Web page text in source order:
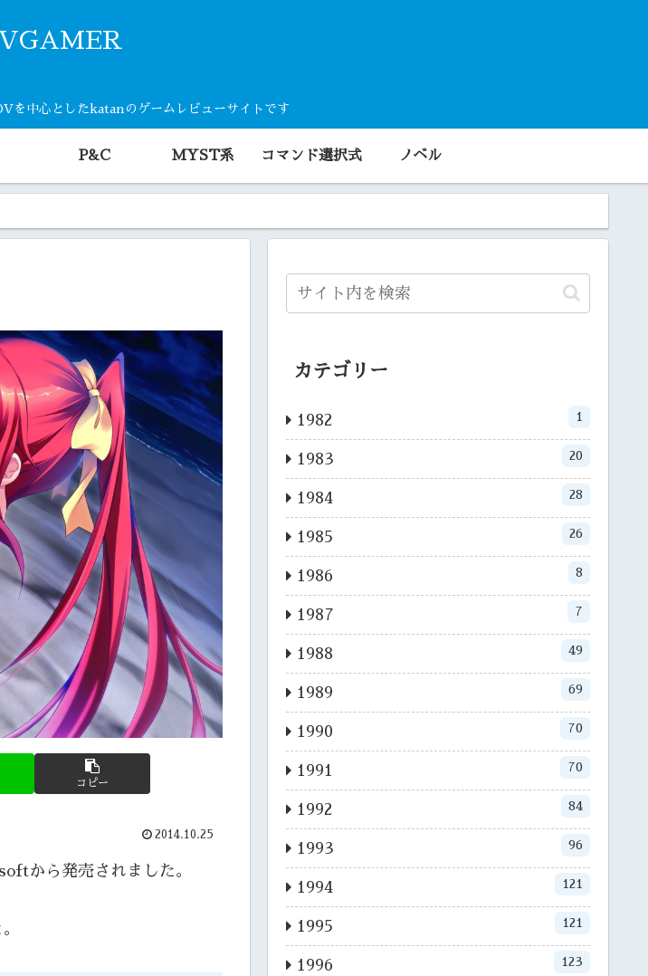
を中心としたkatanのゲームレビューサイトです
P&C MYST系 コマンド選択式 ノベル
コピー
2014.10.25
から発売されました。
カテゴリー
1982 1
1983 20
1984 28
1985 26
1986 8
1987 7
1988 49
1989 69
1990 70
1991 70
1992 84
1993 96
1994 121
1995 121
1996 123